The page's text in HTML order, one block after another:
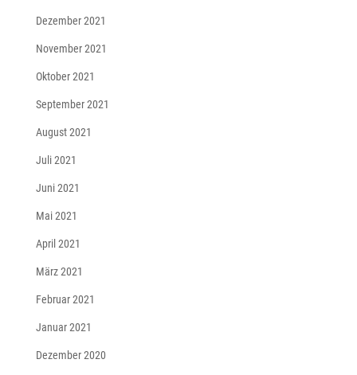
Dezember 2021
November 2021
Oktober 2021
September 2021
August 2021
Juli 2021
Juni 2021
Mai 2021
April 2021
März 2021
Februar 2021
Januar 2021
Dezember 2020